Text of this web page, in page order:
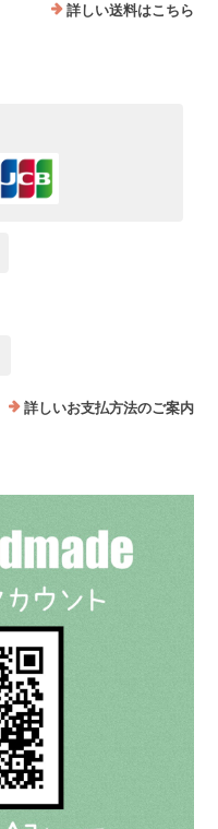
詳しい送料はこちら
詳しいお支払方法のご案内